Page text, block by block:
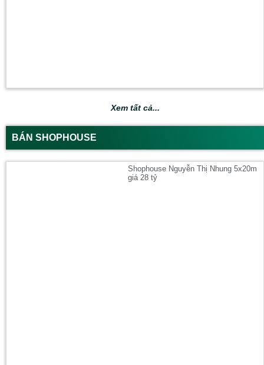
Xem tất cả...
BÁN SHOPHOUSE
Shophouse Nguyễn Thị Nhung 5x20m
giá 28 tỷ